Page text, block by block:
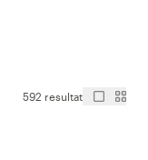
592 resultat